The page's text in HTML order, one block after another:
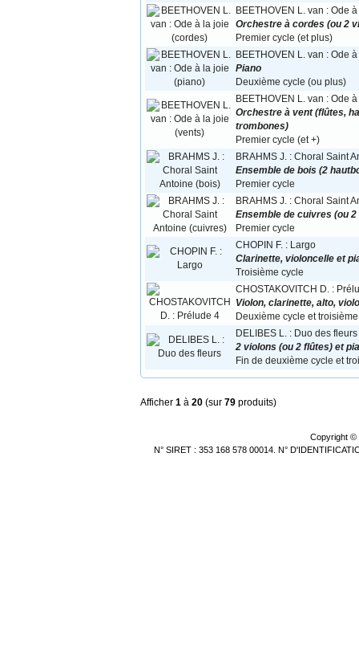
BEETHOVEN L. van : Ode
Orchestre à cordes (ou 2
Premier cycle (et plus)
BEETHOVEN L. van : Ode
Piano
Deuxième cycle (ou plus)
BEETHOVEN L. van : Ode
Orchestre à vent (flûtes,
trombones)
Premier cycle (et +)
BRAHMS J. : Choral Saint
Ensemble de bois (2
Premier cycle
BRAHMS J. : Choral Saint
Ensemble de cuivres (ou
Premier cycle
CHOPIN F. : Largo
Clarinette, violoncelle et
Troisième cycle
CHOSTAKOVITCH D. :
Violon, clarinette, alto,
Deuxième cycle et troisième
DELIBES L. : Duo des fleurs
2 violons (ou 2 flûtes) et
Fin de deuxième cycle et
Afficher 1 à 20 (sur 79 produits)
Copyright ©
N° SIRET : 353 168 578 00014. N°